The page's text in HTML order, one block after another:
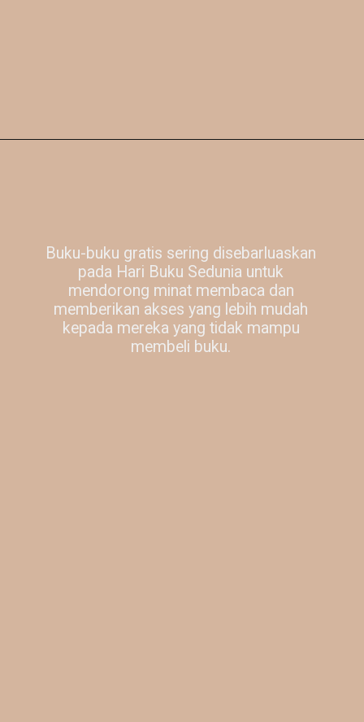
Buku-buku gratis sering disebarluaskan
pada Hari Buku Sedunia untuk
mendorong minat membaca dan
memberikan akses yang lebih mudah
kepada mereka yang tidak mampu
membeli buku.